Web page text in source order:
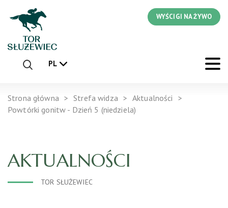
WYŚCIGI NA ŻYWO
PL
Strona główna Strefa widza
Aktualności
Powtórki gonitw - Dzień 5 (niedziela)
AKTUALNOŚCI
TOR SŁUŻEWIEC